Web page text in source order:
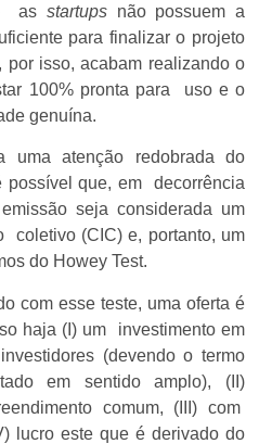
as startups não possuem a
para finalizar o projeto
isso, acabam realizando o
100% pronta para uso e o
genuína.
uma atenção redobrada do
possível que, em decorrência
seja considerada um
coletivo (CIC) e, portanto, um
do Howey Test.
com esse teste, uma oferta é
haja (I) um investimento em
(devendo o termo
em sentido amplo), (II)
comum, (III) com
lucro este que é derivado do